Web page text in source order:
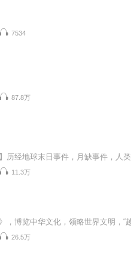
7534
87.8万
11.3万
，博览中华文化，领略世界文明，“
26.5万